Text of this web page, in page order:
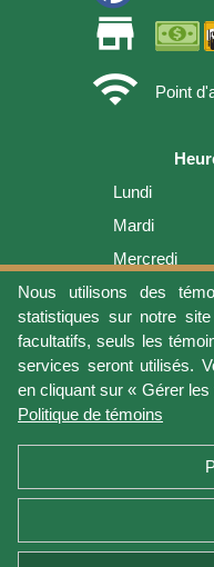
Nous utilisons des
statistiques sur notre
facultatifs, seuls les
services seront utilisés.
en cliquant sur « Gérer
Politique de témoins
store
wifi
Point
Lundi
Mardi
Mercredi
Jeudi
Vendredi
Samedi
Dimanche